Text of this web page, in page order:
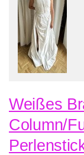
Weißes
Column/